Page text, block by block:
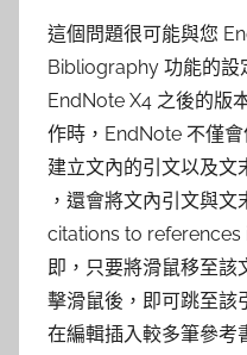
參
考
服
務
部
落
這個問題很可能與您
Bibliography 功能的設
EndNote X4 之後的版
作時，EndNote 不僅
建立文內的引文以及
，還會將文內引文與
citations to
即，只要將滑鼠移至該
擊滑鼠後，即可跳至該
在編輯插入較多筆參